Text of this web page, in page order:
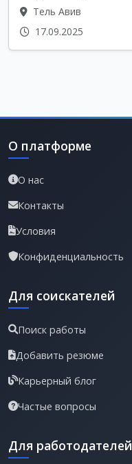
Тель Авив
17.09.2025
О платформе
О нас
Контакты
Условия
Конфиденциальность
Для соискателей
Поиск работы
Добавить резюме
Карьерный блог
Частые вопросы
Для работодателей